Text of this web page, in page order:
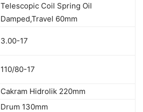
Telescopic Coil Spring Oil
Damped,Travel 60mm
3.00-17
110/80-17
Cakram Hidrolik 220mm
Drum 130mm